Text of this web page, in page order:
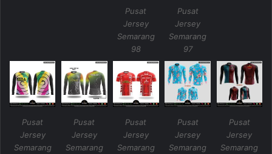
Pusat
Jersey
Semarang
98
Pusat
Jersey
Semarang
97
Pusat
Jersey
Semarang
Pusat
Jersey
Semarang
Pusat
Jersey
Semarang
Pusat
Jersey
Semarang
Pusat
Jersey
Semarang